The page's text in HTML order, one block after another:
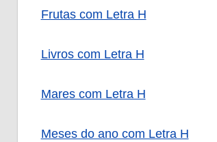
Frutas com Letra H
Livros com Letra H
Mares com Letra H
Meses do ano com Letra H